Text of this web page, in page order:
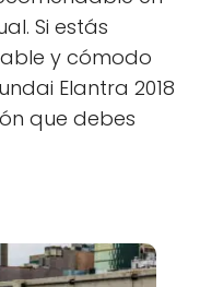
Si estás
y cómodo
Elantra 2018
que debes